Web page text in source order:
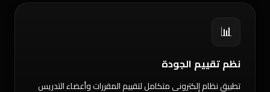
📊
نظم تقييم الجودة
تطبيق نظام إلكتروني متكامل لتقييم المقررات وأعضاء التدريس